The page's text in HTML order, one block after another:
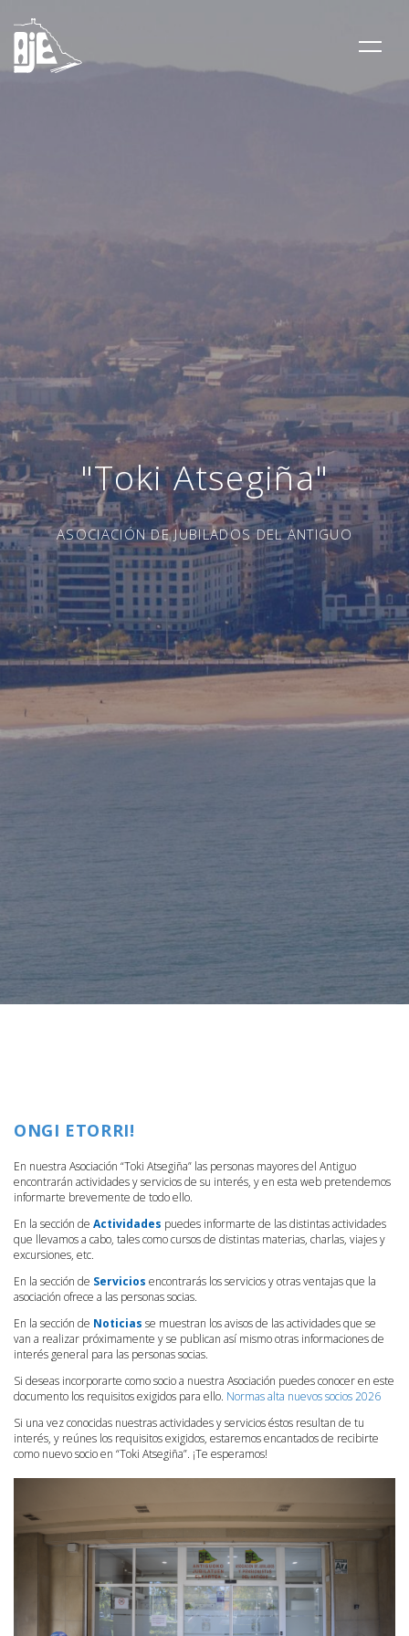
"Toki Atsegiña"
ASOCIACIÓN DE JUBILADOS DEL ANTIGUO
ONGI ETORRI!
En nuestra Asociación “Toki Atsegiña” las personas mayores del Antiguo
encontrarán actividades y servicios de su interés, y en esta web pretendemos
informarte brevemente de todo ello.
En la sección de Actividades puedes informarte de las distintas actividades
que llevamos a cabo, tales como cursos de distintas materias, charlas, viajes y
excursiones, etc.
En la sección de Servicios encontrarás los servicios y otras ventajas que la
asociación ofrece a las personas socias.
En la sección de Noticias se muestran los avisos de las actividades que se
van a realizar próximamente y se publican así mismo otras informaciones de
interés general para las personas socias.
Si deseas incorporarte como socio a nuestra Asociación puedes conocer en este
documento los requisitos exigidos para ello. Normas alta nuevos socios 2026
Si una vez conocidas nuestras actividades y servicios éstos resultan de tu
interés, y reúnes los requisitos exigidos, estaremos encantados de recibirte
como nuevo socio en “Toki Atsegiña”. ¡Te esperamos!